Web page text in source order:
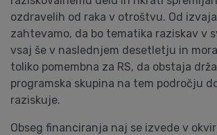
ozdravelih od raka v otroštvu. Od
zahtevamo, da bo tematika raziskav v
vsaj še v naslednjem desetletju in
toliko pomembna za RS, da obstaja
programska skupina na tem področju
raziskuje.
Obseg financiranja naj se izvede v